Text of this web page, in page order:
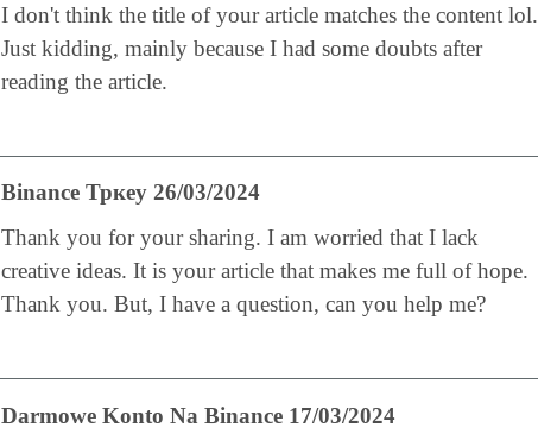
I don't think the title of your article matches the content lol.
Just kidding, mainly because I had some doubts after
reading the article.
Binance Тркеу 26/03/2024
Thank you for your sharing. I am worried that I lack
creative ideas. It is your article that makes me full of hope.
Thank you. But, I have a question, can you help me?
Darmowe Konto Na Binance 17/03/2024